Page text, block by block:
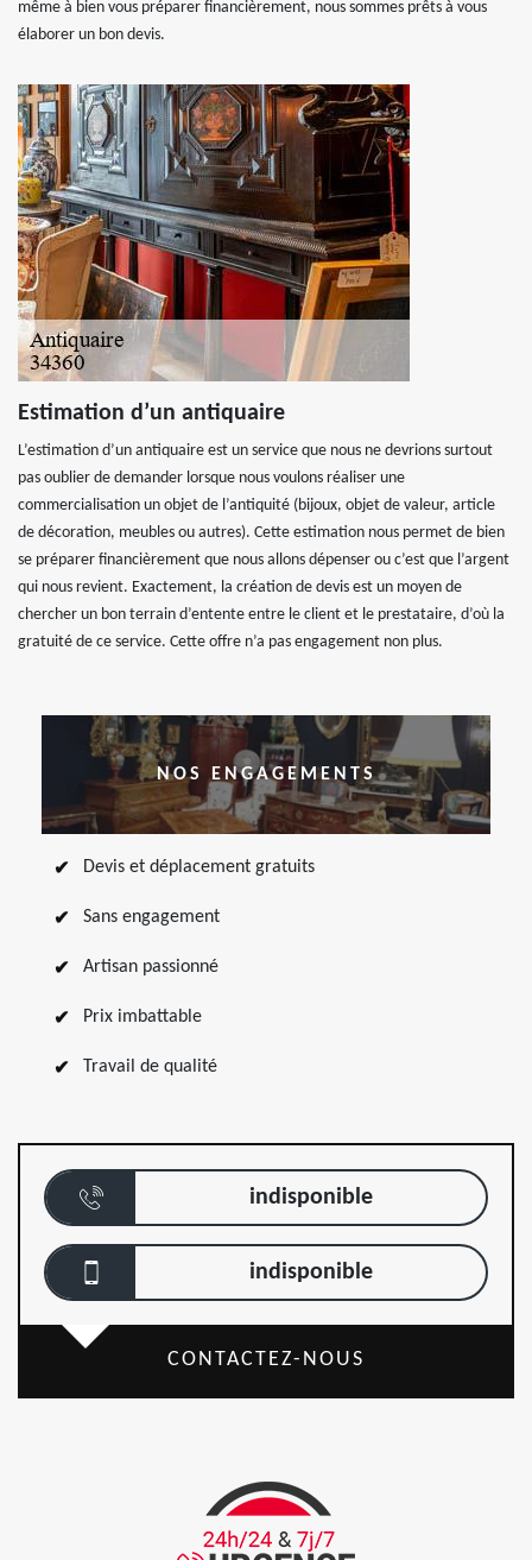
même à bien vous préparer financièrement, nous sommes prêts à vous
élaborer un bon devis.
Estimation d’un antiquaire
L’estimation d’un antiquaire est un service que nous ne devrions surtout
pas oublier de demander lorsque nous voulons réaliser une
commercialisation un objet de l’antiquité (bijoux, objet de valeur, article
de décoration, meubles ou autres). Cette estimation nous permet de bien
se préparer financièrement que nous allons dépenser ou c’est que l’argent
qui nous revient. Exactement, la création de devis est un moyen de
chercher un bon terrain d’entente entre le client et le prestataire, d’où la
gratuité de ce service. Cette offre n’a pas engagement non plus.
NOS ENGAGEMENTS
Devis et déplacement gratuits
Sans engagement
Artisan passionné
Prix imbattable
Travail de qualité
indisponible
indisponible
CONTACTEZ-NOUS